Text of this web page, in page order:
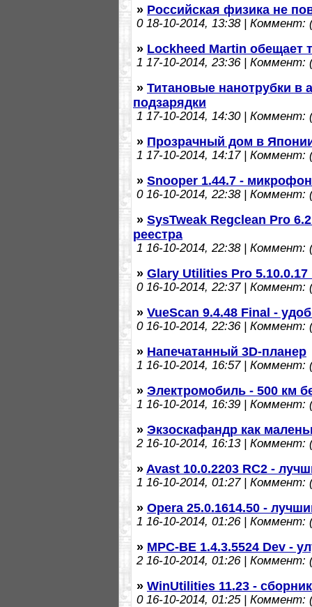
» Российская физика не
018-10-2014, 13:38 | Коммент:
» Lockheed Martin обещает
1 17-10-2014, 23:36 | Коммент:
» Титановые нанотрубки в
подзарядки
1 17-10-2014, 14:30 | Коммент:
» Прозрачный дом в
1 17-10-2014, 14:17 | Коммент:
» Snooper 1.44.7 -
016-10-2014, 22:38 | Коммент:
» SysTweak Regclean Pro
реестра
1 16-10-2014, 22:38 | Коммент:
» Glary Utilities Pro
016-10-2014, 22:37 | Коммент:
» VueScan 9.4.48 Final -
016-10-2014, 22:36 | Коммент:
» Напечатанный 3D-планер
1 16-10-2014, 16:57 | Коммент:
» Электромобиль - 500 км
1 16-10-2014, 16:39 | Коммент:
» Экзоскафандр как
216-10-2014, 16:13 | Коммент:
» Avast 10.0.2203 RC2 -
1 16-10-2014, 01:27 | Коммент:
» Opera 25.0.1614.50 -
1 16-10-2014, 01:26 | Коммент:
» MPC-BE 1.4.3.5524 Dev -
216-10-2014, 01:26 | Коммент:
» WinUtilities 11.23 -
016-10-2014, 01:25 | Коммент: